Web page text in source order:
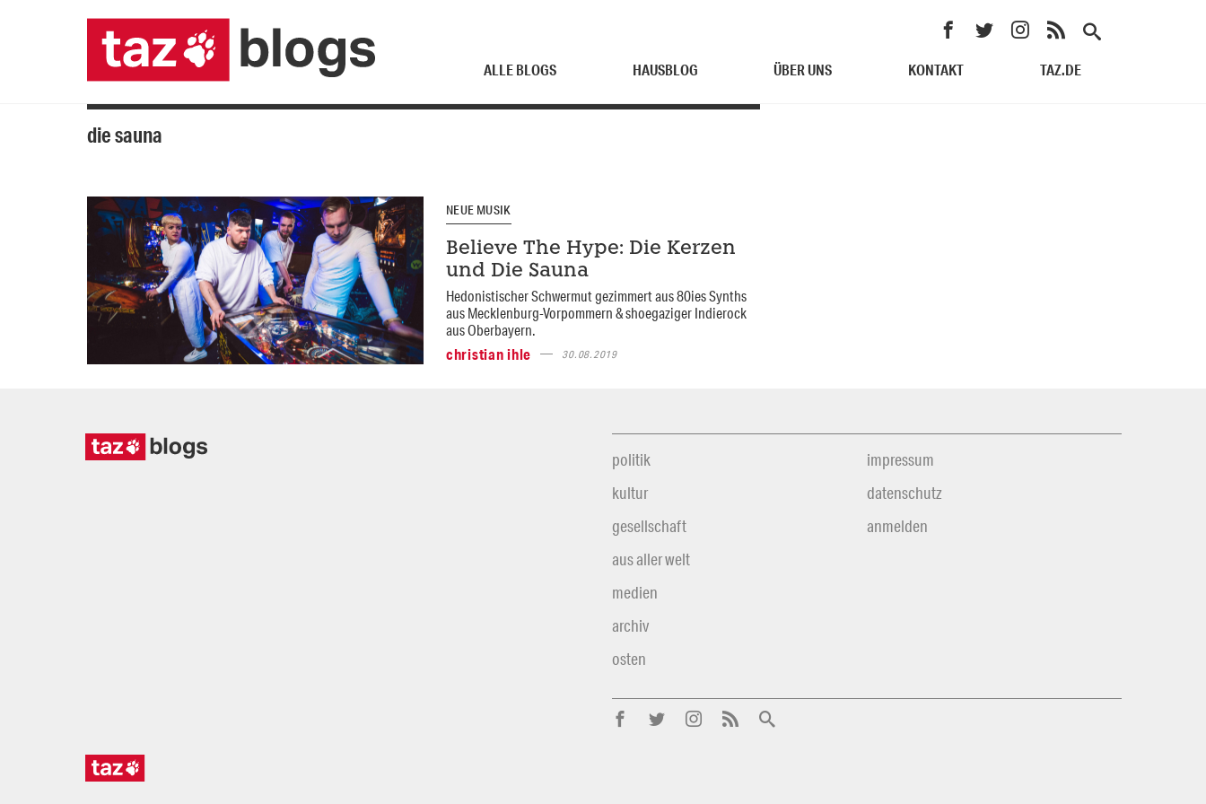
ALLE BLOGS HAUSBLOG ÜBER UNS KONTAKT TAZ.DE
die sauna
NEUE MUSIK
Believe The Hype: Die Kerzen
und Die Sauna
Hedonistischer Schwermut gezimmert aus 80ies Synths
aus Mecklenburg-Vorpommern & shoegaziger Indierock
aus Oberbayern.
christian ihle
30.08.2019
politik
kultur
gesellschaft
aus aller welt
medien
archiv
osten
impressum
datenschutz
anmelden